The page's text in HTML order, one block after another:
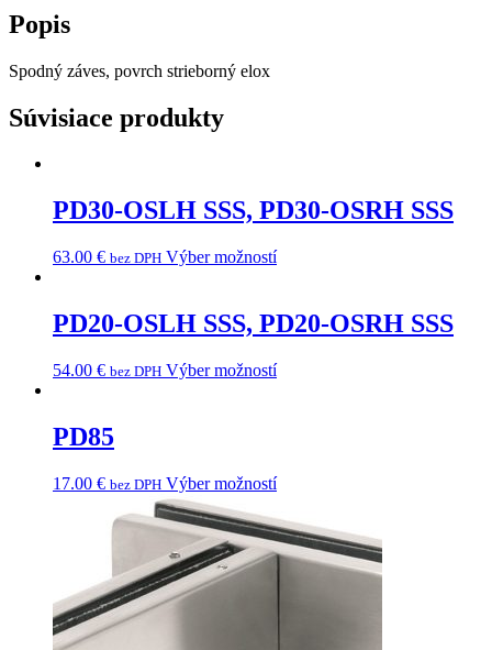
Popis
Spodný záves, povrch strieborný elox
Súvisiace produkty
PD30-OSLH SSS, PD30-OSRH SSS
63.00 € bez DPH Výber možností
PD20-OSLH SSS, PD20-OSRH SSS
54.00 € bez DPH Výber možností
PD85
17.00 € bez DPH Výber možností